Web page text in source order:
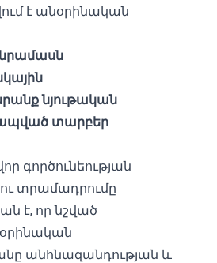
է անօրինական
նյութական
տարբեր
գործունեության
տրամադրումը
է, որ նշված
անհնազանդության և